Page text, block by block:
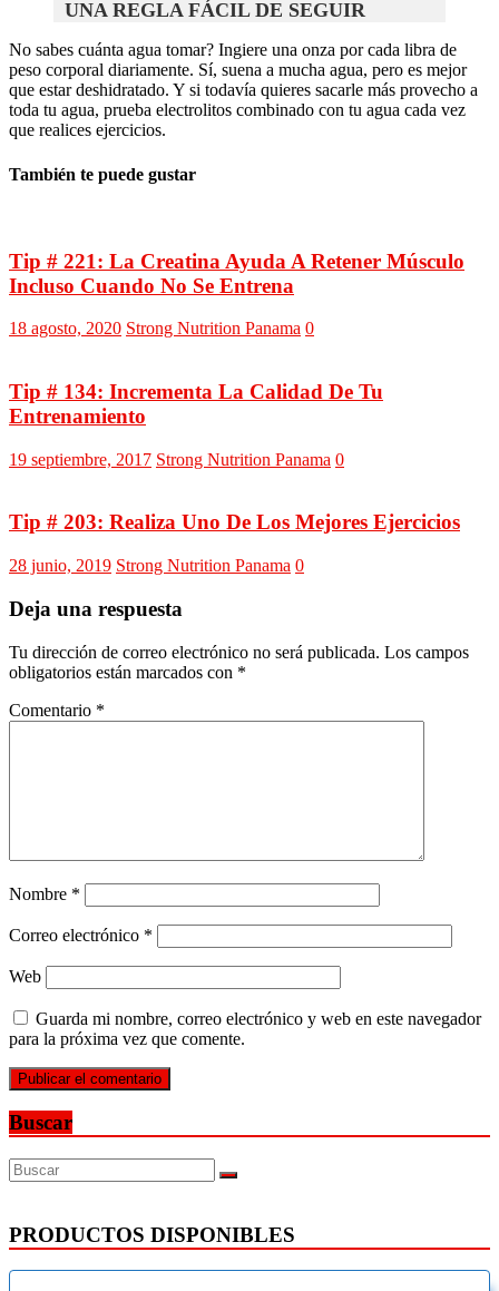
UNA REGLA FÁCIL DE SEGUIR
No sabes cuánta agua tomar? Ingiere una onza por cada libra de
peso corporal diariamente. Sí, suena a mucha agua, pero es mejor
que estar deshidratado. Y si todavía quieres sacarle más provecho a
toda tu agua, prueba electrolitos combinado con tu agua cada vez
que realices ejercicios.
También te puede gustar
Tip # 221: La Creatina Ayuda A Retener Músculo
Incluso Cuando No Se Entrena
18 agosto, 2020 Strong Nutrition Panama 0
Tip # 134: Incrementa La Calidad De Tu
Entrenamiento
19 septiembre, 2017 Strong Nutrition Panama 0
Tip # 203: Realiza Uno De Los Mejores Ejercicios
28 junio, 2019 Strong Nutrition Panama 0
Deja una respuesta
Tu dirección de correo electrónico no será publicada. Los campos
obligatorios están marcados con *
Comentario *
Nombre *
Correo electrónico *
Web
Guarda mi nombre, correo electrónico y web en este navegador
para la próxima vez que comente.
Buscar
PRODUCTOS DISPONIBLES